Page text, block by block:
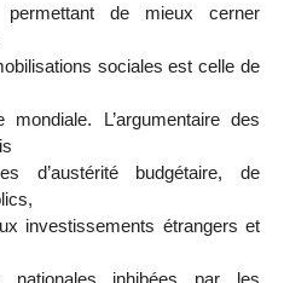
permettant de mieux cerner
sociales est celle de
mondiale. L’argumentaire des
d’austérité budgétaire, de
investissements étrangers et
nationales inhibées par les